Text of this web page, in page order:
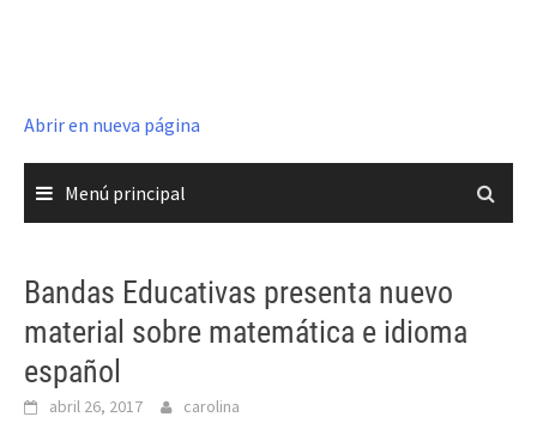
Abrir en nueva página
Menú principal
Bandas Educativas presenta nuevo
material sobre matemática e idioma
español
abril 26, 2017 carolina